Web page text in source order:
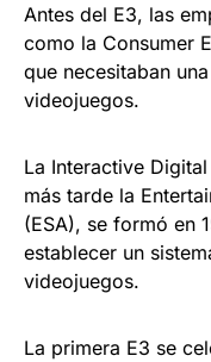
Antes del E3, las
como la Consumer
que necesitaban
videojuegos.
La Interactive
más tarde la
(ESA), se formó en
establecer un
videojuegos.
La primera E3 se